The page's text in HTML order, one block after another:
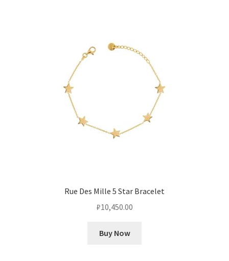
Rue Des Mille 5 Star Bracelet
₽10,450.00
Buy Now